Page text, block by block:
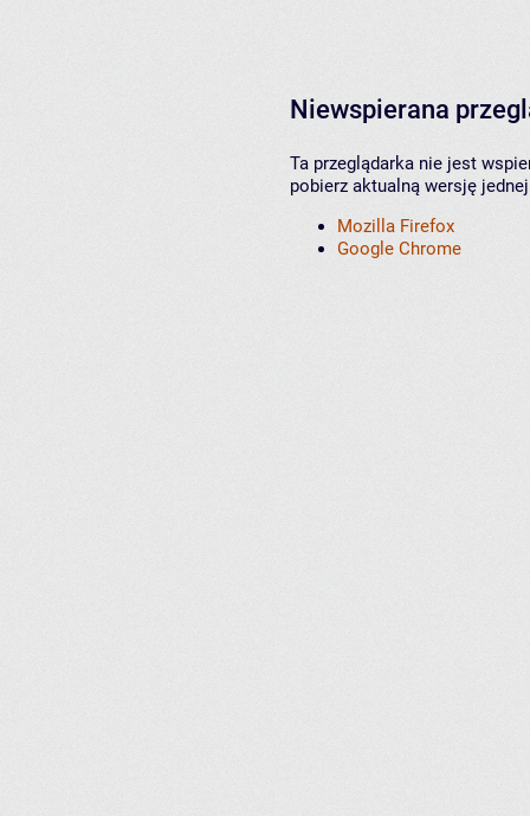
Niewspierana
Ta przeglądarka nie jest
pobierz aktualną wersję
Mozilla Firefox
Google Chrome